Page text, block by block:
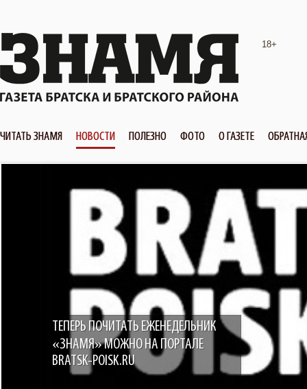
18+
ЧИТАТЬ ЗНАМЯ НОВОСТИ ПОЛЕЗНО ФОТО О ГАЗЕТЕ
ТЕПЕРЬ ПОЧИТАТЬ ЕЖЕНЕДЕЛЬНИК
«ЗНАМЯ» МОЖНО НА ПОРТАЛЕ
BRATSK-POISK.RU